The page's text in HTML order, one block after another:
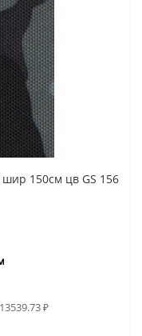
150см цв GS 156
13539.73₽